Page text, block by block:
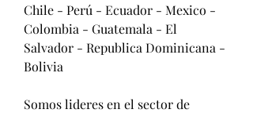
Chile - Perú - Ecuador - Mexico -
Colombia - Guatemala - El
Salvador - Republica Dominicana -
Bolivia
Somos lideres en el sector de